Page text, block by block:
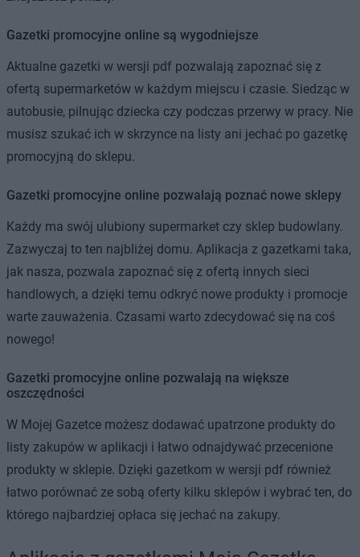
Gazetki promocyjne online są wygodniejsze
Aktualne gazetki w wersji pdf pozwalają zapoznać się z
ofertą supermarketów w każdym miejscu i czasie. Siedząc w
autobusie, pilnując dziecka czy podczas przerwy w pracy. Nie
musisz szukać ich w skrzynce na listy ani jechać po gazetkę
promocyjną do sklepu.
Gazetki promocyjne online pozwalają poznać nowe sklepy
Każdy ma swój ulubiony supermarket czy sklep budowlany.
Zazwyczaj to ten najbliżej domu. Aplikacja z gazetkami taka,
jak nasza, pozwala zapoznać się z ofertą innych sieci
handlowych, a dzięki temu odkryć nowe produkty i promocje
warte zauważenia. Czasami warto zdecydować się na coś
nowego!
Gazetki promocyjne online pozwalają na większe
oszczędności
W Mojej Gazetce możesz dodawać upatrzone produkty do
listy zakupów w aplikacji i łatwo odnajdywać przecenione
produkty w sklepie. Dzięki gazetkom w wersji pdf również
łatwo porównać ze sobą oferty kilku sklepów i wybrać ten, do
którego najbardziej opłaca się jechać na zakupy.